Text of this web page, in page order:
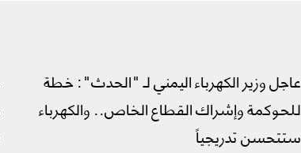
عاجل وزير الكهرباء اليمني لـ "الحدث": خطة
للحوكمة وإشراك القطاع الخاص.. والكهرباء
ستتحسن تدريجياً